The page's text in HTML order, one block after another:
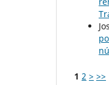
1 2 > >>